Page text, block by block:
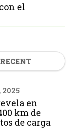
el
RECENT
2025
en
km de
de carga